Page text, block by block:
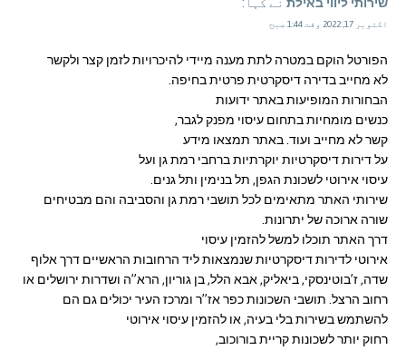
اکتوبر 17, 2022 وقت 1:44 صبح
הפורטל הוקם במטרה לתת מענה מיידי להיכרויות לזמן קצר ולקשר
לא מחייב בדירה דיסקרטית פרטית בחיפה.
הבחורות המופיעות באתר ידועות
כנשים מומחיות בתחום עיסוי מפנק לגבר,
קשר לא מחייב ועוד. באתר תמצאו מידע
על דירות דיסקרטיות יוקרתיות ברחבי רמת גן ועל
עיסוי אירוטי לשכונת הגפן, תל בנימין ותל גנים.
שירותי האתר מתאימים לכל תושבי רמת גן והסביבה והם מבטיחים
שורה ארוכה של יתרונות.
דרך האתר תוכלו למשל להזמין עיסוי
אירוטי לדירות דיסקרטיות שנמצאות ליד הרחובות הראשיים דרך אלוף
שדה, ז’בוטינסקי, ביאליק, אבא הלל, בן גוריון, הרא”ה ושדרות ירושלים או
רחוב הרצל. תושבי השכונות כפר אז”ר ומרכז העיר יכולים גם הם
להשתמש בשירות בלי בעיה, או להזמין עיסוי אירוטי
רחוק יותר לשכונות קריית בורוכוב,